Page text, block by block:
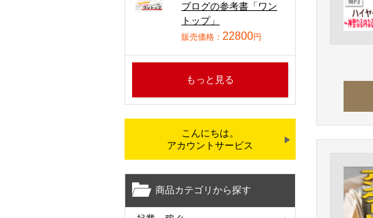
ブログの参考書「ワン
トップ」
販売価格： 22800円
もっと見る
こんにちは。
アカウントサービス
商品カテゴリから探す